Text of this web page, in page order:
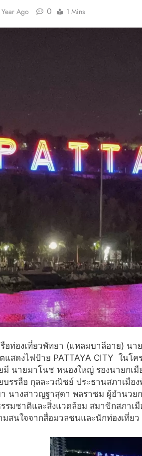
Year Ago 0 1 Mins
อท่องเที่ยวพัทยา (แหลมบาลีฮาย) นา
แสดงไฟป้าย PATTAYA CITY ในโค
ยมี นายมาโนช หนองใหญ่ รองนายก
บรรลือ กุลละวณิชย์ ประธานสภาเมือ
นางสาวญฐาสุดา พลราชม ผู้อำนว
รมชาติและสิ่งแวดล้อม สมาขิกสภา
มสนใจจากสื่อมวลชนและนักท่องเที่ย